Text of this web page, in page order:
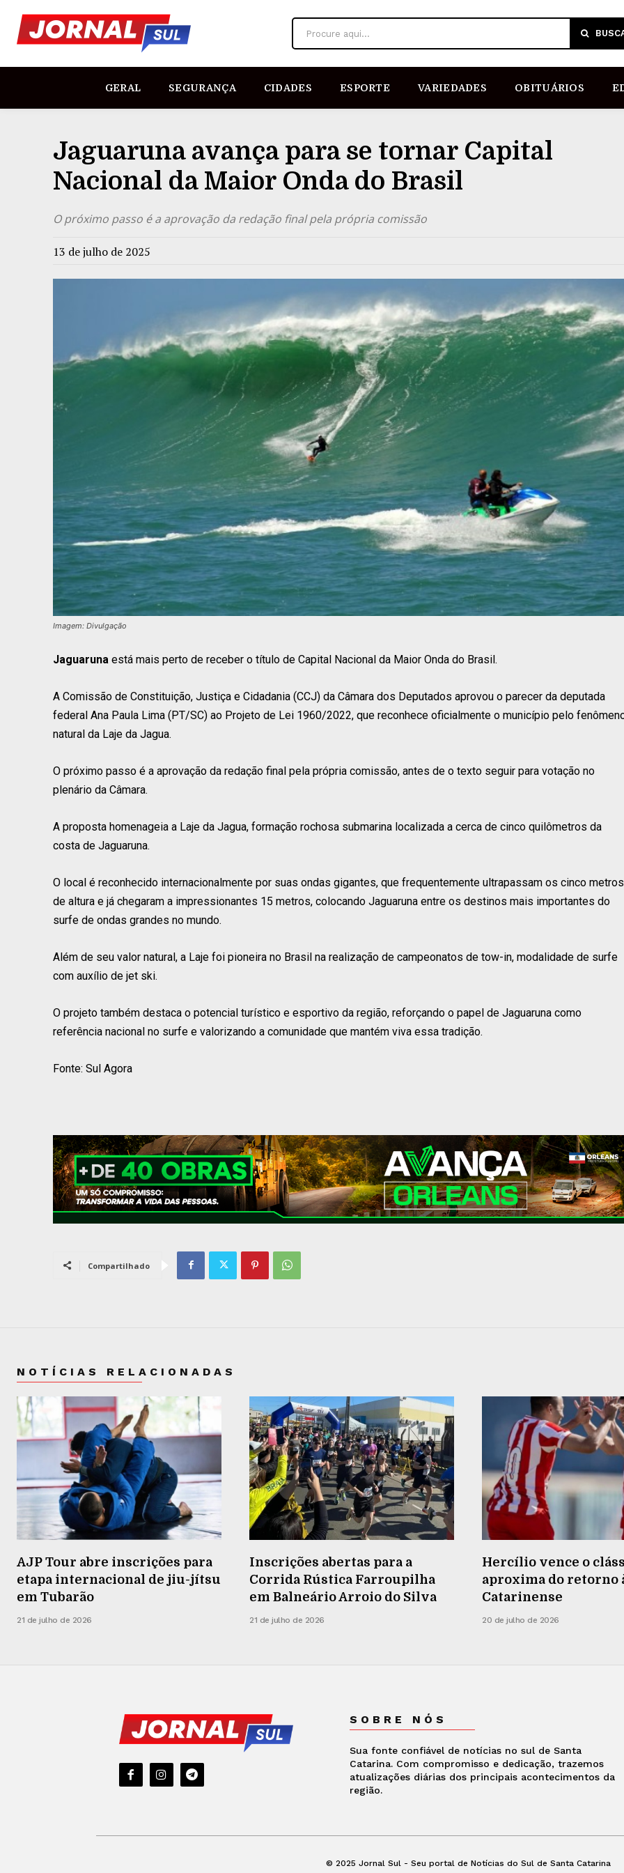
Procure aqui...
GERAL SEGURANÇA CIDADES ESPORTE VARIEDADES OBITUÁRIOS
Jaguaruna avança para se tornar Capital
Nacional da Maior Onda do Brasil
O próximo passo é a aprovação da redação final pela própria comissão
13 de julho de 2025
Imagem: Divulgação
Jaguaruna está mais perto de receber o título de Capital Nacional da Maior Onda do Brasil.
A Comissão de Constituição, Justiça e Cidadania (CCJ) da Câmara dos Deputados aprovou o parecer da deputada
federal Ana Paula Lima (PT/SC) ao Projeto de Lei 1960/2022, que reconhece oficialmente o município pelo
natural da Laje da Jagua.
O próximo passo é a aprovação da redação final pela própria comissão, antes de o texto seguir para votação no
plenário da Câmara.
A proposta homenageia a Laje da Jagua, formação rochosa submarina localizada a cerca de cinco quilômetros da
costa de Jaguaruna.
O local é reconhecido internacionalmente por suas ondas gigantes, que frequentemente ultrapassam os cinco metros
de altura e já chegaram a impressionantes 15 metros, colocando Jaguaruna entre os destinos mais importantes do
surfe de ondas grandes no mundo.
Além de seu valor natural, a Laje foi pioneira no Brasil na realização de campeonatos de tow-in, modalidade de surfe
com auxílio de jet ski.
O projeto também destaca o potencial turístico e esportivo da região, reforçando o papel de Jaguaruna como
referência nacional no surfe e valorizando a comunidade que mantém viva essa tradição.
Fonte: Sul Agora
Compartilhado
NOTÍCIAS RELACIONADAS
AJP Tour abre inscrições para
etapa internacional de jiu-jítsu
em Tubarão
21 de julho de 2026
Inscrições abertas para a
Corrida Rústica Farroupilha
em Balneário Arroio do Silva
21 de julho de 2026
Hercílio vence o
aproxima do retorno
Catarinense
20 de julho de 2026
SOBRE NÓS
Sua fonte confiável de notícias no sul de Santa
Catarina. Com compromisso e dedicação, trazemos
atualizações diárias dos principais acontecimentos da
região.
© 2025 Jornal Sul - Seu portal de Notícias do Sul de Santa Catarina